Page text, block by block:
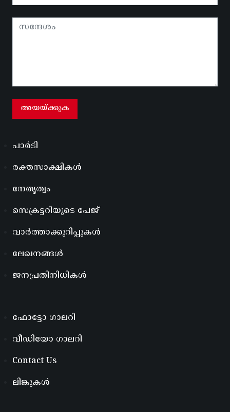
പാർടി
രക്തസാക്ഷികൾ
നേതൃത്വം
സെക്രട്ടറിയുടെ പേജ്
വാർത്താക്കുറിപ്പുകൾ
ലേഖനങ്ങൾ
ജനപ്രതിനിധികൾ
ഫോട്ടോ ഗാലറി
വീഡിയോ ഗാലറി
Contact Us
ലിങ്കുകൾ